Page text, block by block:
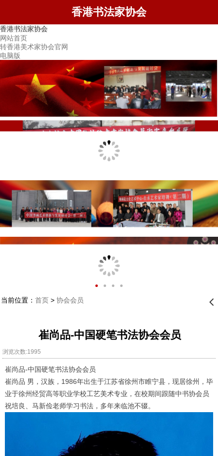
香港书法家协会
香港书法家协会
网站首页
转香港美术家协会官网
电脑版
当前位置： 首页> 协会会员 󰊒
崔尚品-中国硬笔书法协会会员
浏览次数:1995
崔尚品-中国硬笔书法协会会员
崔尚品 男，汉族，1986年出生于江苏省徐州市睢宁县，现居徐州，毕
业于徐州经贸高等职业学校工艺美术专业，在校期间跟随中书协会员
祝培良、马新俭老师学习书法，多年来临池不辍。